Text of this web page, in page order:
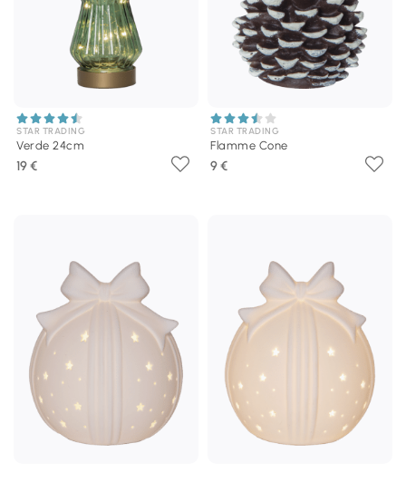
STAR TRADING
Verde 24cm
19 €
STAR TRADING
Flamme Cone
9 €